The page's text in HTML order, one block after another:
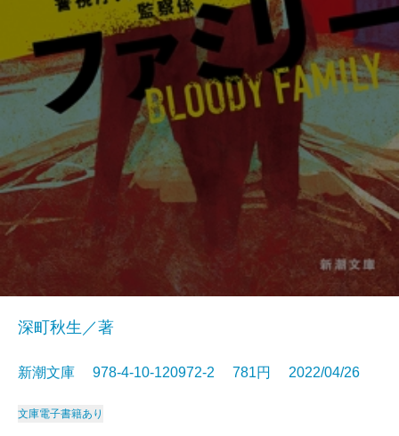
深町秋生／著
新潮文庫 978-4-10-120972-2 781円 2022/04/26
文庫電子書籍あり